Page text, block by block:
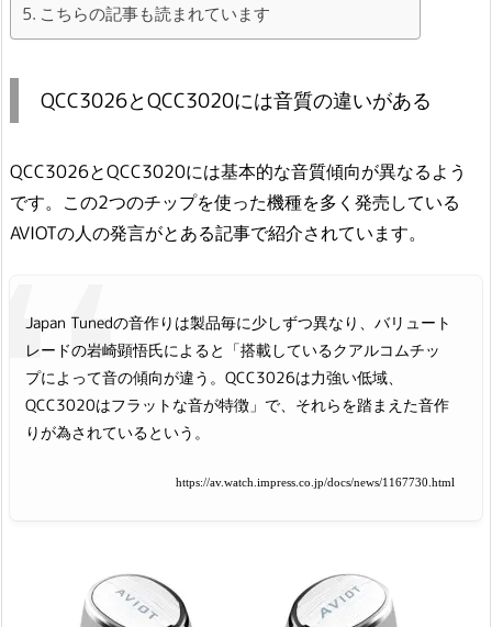
こちらの記事も読まれています
QCC3026とQCC3020には音質の違いがある
QCC3026とQCC3020には基本的な音質傾向が異なるよう
です。この2つのチップを使った機種を多く発売している
AVIOTの人の発言がとある記事で紹介されています。
Japan Tunedの音作りは製品毎に少しずつ異なり、バリュート
レードの岩崎顕悟氏によると「搭載しているクアルコムチッ
プによって音の傾向が違う。QCC3026は力強い低域、
QCC3020はフラットな音が特徴」で、それらを踏まえた音作
りが為されているという。
https://av.watch.impress.co.jp/docs/news/1167730.html